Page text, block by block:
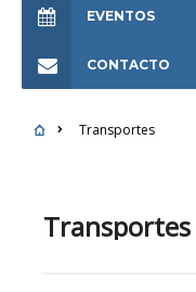
EVENTOS
CONTACTO
Transportes
Transportes